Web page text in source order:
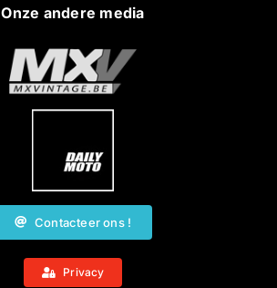
Onze andere media
Contacteer ons !
Privacy